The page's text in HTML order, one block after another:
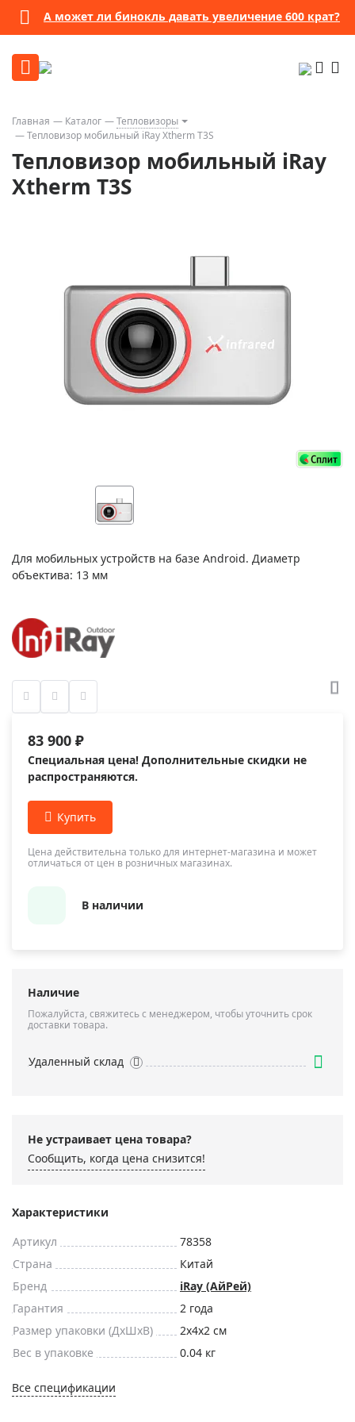
А может ли бинокль давать увеличение 600 крат?
Главная Каталог
Тепловизоры
Тепловизор мобильный iRay Xtherm T3S
Тепловизор мобильный iRay
Xtherm T3S
Для мобильных устройств на базе Android. Диаметр
объектива: 13 мм
83 900 ₽
Специальная цена! Дополнительные скидки не
распространяются.
Цена действительна только для интернет-магазина и может
отличаться от цен в розничных магазинах.
В наличии
Наличие
Пожалуйста, свяжитесь с менеджером, чтобы уточнить срок
доставки товара.
Удаленный склад
Не устраивает цена товара?
Сообщить, когда цена снизится!
Характеристики
Артикул
78358
Страна
Китай
Бренд
iRay (АйРей)
Гарантия
2 года
Размер упаковки (ДxШxВ)
2x4x2 см
Вес в упаковке
0.04 кг
Все спецификации